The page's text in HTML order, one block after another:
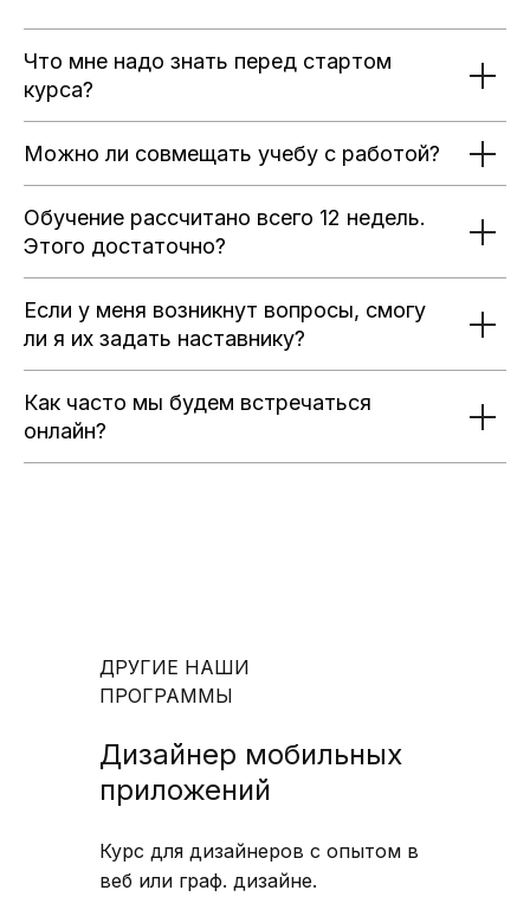
Что мне надо знать перед стартом
курса?
Можно ли совмещать учебу с работой?
Обучение рассчитано всего 12 недель.
Этого достаточно?
Если у меня возникнут вопросы, смогу
ли я их задать наставнику?
Как часто мы будем встречаться
онлайн?
ДРУГИЕ НАШИ
ПРОГРАММЫ
Дизайнер мобильных
приложений
Курс для дизайнеров с опытом в
веб или граф. дизайне.